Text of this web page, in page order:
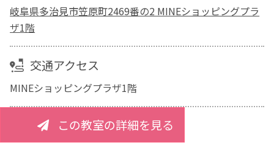
岐阜県多治見市笠原町2469番の2 MINEショッピングプラ
ザ1階
交通アクセス
MINEショッピングプラザ1階
この教室の詳細を見る